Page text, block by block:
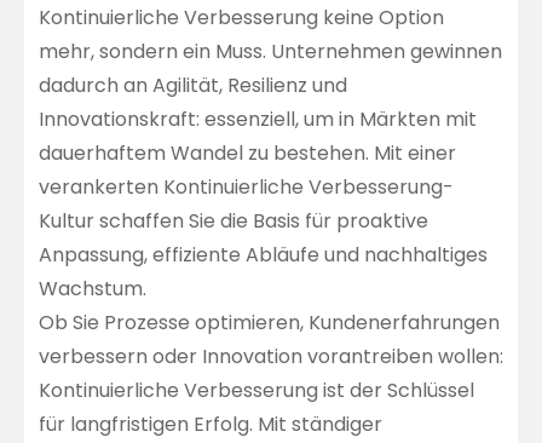
Kontinuierliche Verbesserung keine Option
mehr, sondern ein Muss. Unternehmen gewinnen
dadurch an Agilität, Resilienz und
Innovationskraft: essenziell, um in Märkten mit
dauerhaftem Wandel zu bestehen. Mit einer
verankerten Kontinuierliche Verbesserung-
Kultur schaffen Sie die Basis für proaktive
Anpassung, effiziente Abläufe und nachhaltiges
Wachstum.
Ob Sie Prozesse optimieren, Kundenerfahrungen
verbessern oder Innovation vorantreiben wollen:
Kontinuierliche Verbesserung ist der Schlüssel
für langfristigen Erfolg. Mit ständiger